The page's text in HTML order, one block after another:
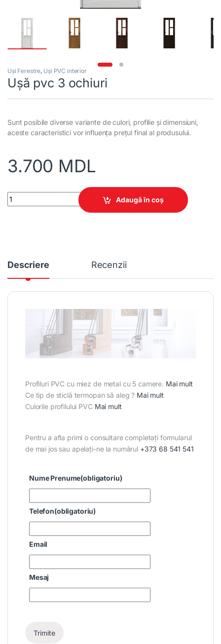
Uși Ferestre, Uși PVC interior
Ușă pvc 3 ochiuri
Sunt posibile diverse variante de culori, profilie și dimensiuni,
aceste caracteristici vor influența prețul final al produsului.
3.700 MDL
Ușă pvc 3 ochiuri quantity
Adaugă în coș
Descriere Recenzii
Profiluri PVC cu miez de metal cu 5 camere. Mai mult
Ce tip de sticlă termopan să aleg ? Mai mult
Culorile profilului PVC Mai mult
Pentru a afla primi o consultare completați formularul
de mai jos sau apelați-ne la numărul +373 68 541 541
Nume Prenume(obligatoriu)
Telefon(obligatoriu)
Email
Mesaj
Trimite